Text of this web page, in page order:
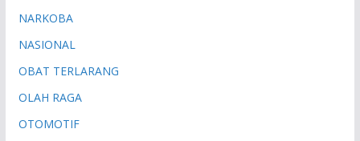
NARKOBA
NASIONAL
OBAT TERLARANG
OLAH RAGA
OTOMOTIF